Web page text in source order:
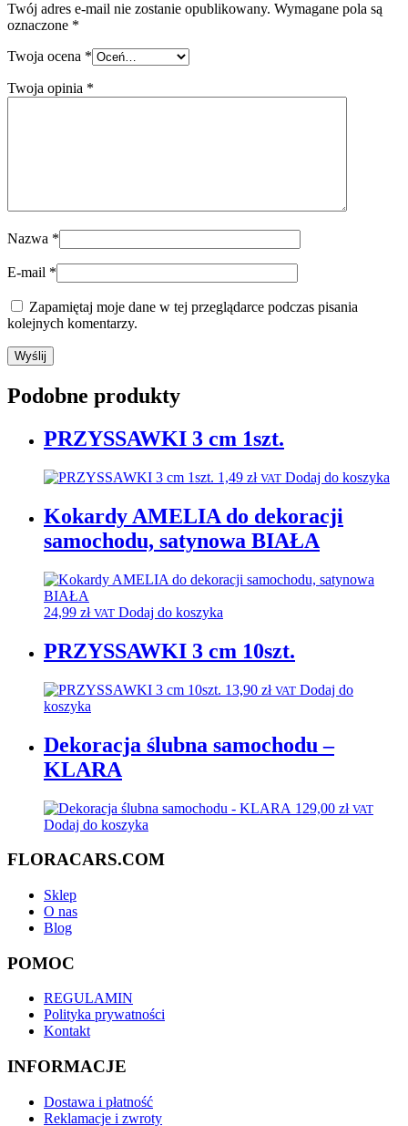
Twój adres e-mail nie zostanie opublikowany. Wymagane pola są
oznaczone *
Twoja ocena *
Twoja opinia *
Nazwa *
E-mail *
Zapamiętaj moje dane w tej przeglądarce podczas pisania
kolejnych komentarzy.
Podobne produkty
PRZYSSAWKI 3 cm 1szt.
1,49 zł VAT Dodaj do koszyka
Kokardy AMELIA do dekoracji
samochodu, satynowa BIAŁA
24,99 zł VAT Dodaj do koszyka
PRZYSSAWKI 3 cm 10szt.
13,90 zł VAT Dodaj do
koszyka
Dekoracja ślubna samochodu –
KLARA
129,00 zł VAT
Dodaj do koszyka
FLORACARS.COM
Sklep
O nas
Blog
POMOC
REGULAMIN
Polityka prywatności
Kontakt
INFORMACJE
Dostawa i płatność
Reklamacje i zwroty